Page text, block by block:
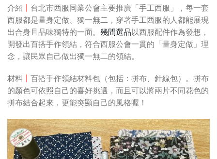
介紹
台北市西服同業公會主要推廣「手工西服」，每一套
西服都是量身定做、獨一無二，穿著手工西服的人都能展現
出合身且品味獨特的一面。 幾間選品 以西服配件作為發想，
開發出百搭手作領結，符合西服公會一貫的「量身定做」理
念，讓民眾自己做出獨一無二的領結。
材料
百搭手作領結材料包（包括：拼布、針線包）。拼布
的顏色可依照自己的喜好挑選，而且可以將兩片不同花色的
拼布結合起來，更能突顯自己的風格喔！